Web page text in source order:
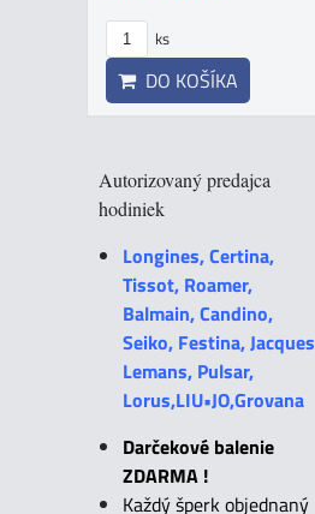
ks
DO KOŠÍKA
Autorizovaný predajca
hodiniek
Longines, Certina,
Tissot, Roamer,
Balmain, Candino,
Seiko, Festina, Jacques
Lemans, Pulsar,
Lorus,LIU•JO,Grovana
Darčekové balenie
ZDARMA !
Každý šperk objednaný